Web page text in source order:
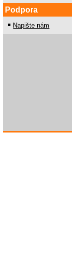
Podpora
Napište nám